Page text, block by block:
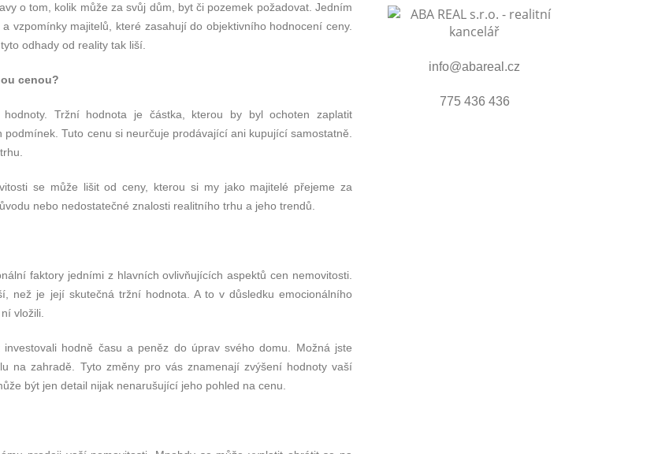
o tom, kolik může za svůj dům, byt či pozemek požadovat. Jedním
vzpomínky majitelů, které zasahují do objektivního hodnocení ceny.
odhady od reality tak liší.
cenou?
Tržní hodnota je částka, kterou by byl ochoten zaplatit
Tuto cenu si neurčuje prodávající ani kupující samostatně.
se může lišit od ceny, kterou si my jako majitelé přejeme za
nebo nedostatečné znalosti realitního trhu a jeho trendů.
faktory jedními z hlavních ovlivňujících aspektů cen nemovitosti.
než je její skutečná tržní hodnota. A to v důsledku emocionálního
vložili.
hodně času a peněz do úprav svého domu. Možná jste
na zahradě. Tyto změny pro vás znamenají zvýšení hodnoty vaší
být jen detail nijak nenarušující jeho pohled na cenu.
info@abareal.cz
775 436 436